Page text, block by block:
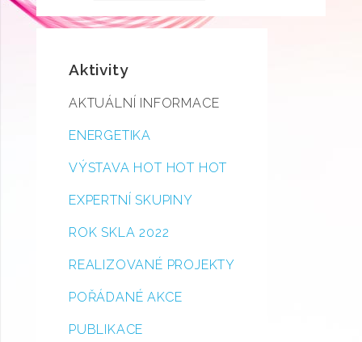
Aktivity
AKTUÁLNÍ INFORMACE
ENERGETIKA
VÝSTAVA HOT HOT HOT
EXPERTNÍ SKUPINY
ROK SKLA 2022
REALIZOVANÉ PROJEKTY
POŘÁDANÉ AKCE
PUBLIKACE